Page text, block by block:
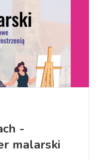
-
malarski